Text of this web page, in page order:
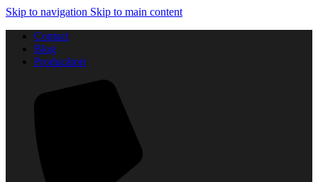
Skip to navigation Skip to main content
Contact
Blog
Producători